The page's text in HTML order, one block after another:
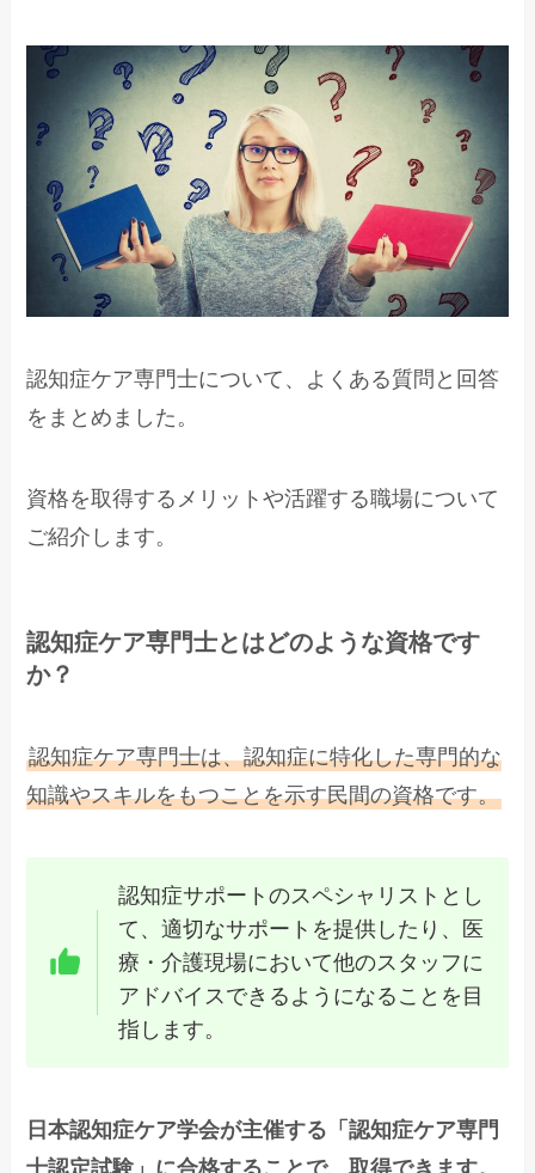
認知症ケア専門士について、よくある質問と回答
をまとめました。
資格を取得するメリットや活躍する職場について
ご紹介します。
認知症ケア専門士とはどのような資格です
か？
認知症ケア専門士は、認知症に特化した専門的な
知識やスキルをもつことを示す民間の資格です。
認知症サポートのスペシャリストとし
て、適切なサポートを提供したり、医
療・介護現場において他のスタッフに
アドバイスできるようになることを目
指します。
日本認知症ケア学会が主催する「認知症ケア専門
士認定試験」に合格することで、取得できます。